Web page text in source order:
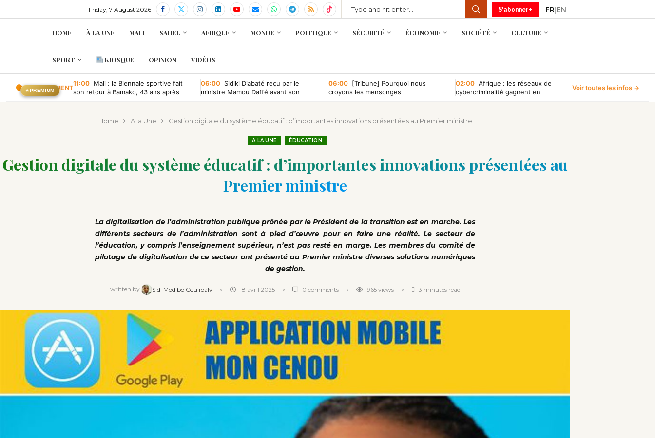
Friday, 7 August 2026 S'abonner+ FR|EN
HOME À LA UNE MALI SAHEL AFRIQUE MONDE POLITIQUE SÉCURITÉ ÉCONOMIE SOCIÉTÉ CULTURE
SPORT KIOSQUE OPINION VIDÉOS
EN CE MOMENT
★PREMIUM
11:00 Mali : la Biennale sportive fait
son retour à Bamako, 43 ans après
06:00 Sidiki Diabaté reçu par le
ministre Mamou Daffé avant son
06:00 [Tribune] Pourquoi nous
croyons les mensonges
02:00 Afrique : les réseaux de
cybercriminalité gagnent en
Voir toutes les infos →
Home A la Une Gestion digitale du système éducatif : d’importantes innovations présentées au Premier ministre
A LA UNE ÉDUCATION
Gestion digitale du système éducatif : d’importantes innovations présentées au
Premier ministre
La digitalisation de l’administration publique prônée par le Président de la transition est en marche. Les
différents secteurs de l’administration sont à pied d’œuvre pour en faire une réalité. Le secteur de
l’éducation, y compris l’enseignement supérieur, n’est pas resté en marge. Les membres du comité de
pilotage de digitalisation de ce secteur ont présenté au Premier ministre diverses solutions numériques
de gestion.
written by Sidi Modibo Coulibaly 18 avril 2025 0 comments 965views 3 minutes read